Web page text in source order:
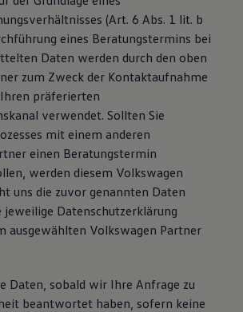
(Art. 6 Abs. 1 lit. b
eines Beratungstermins bei
Daten werden durch den oben
zum Zweck der Kontaktaufnahme
präferierten
verwendet. Sollten Sie
mit einem anderen
einen Beratungstermin
werden diesem Volkswagen
uns die zuvor genannten Daten
Datenschutzerklärung
ausgewählten Volkswagen Partner
Daten, sobald wir Ihre Anfrage zu
beantwortet haben, sofern keine